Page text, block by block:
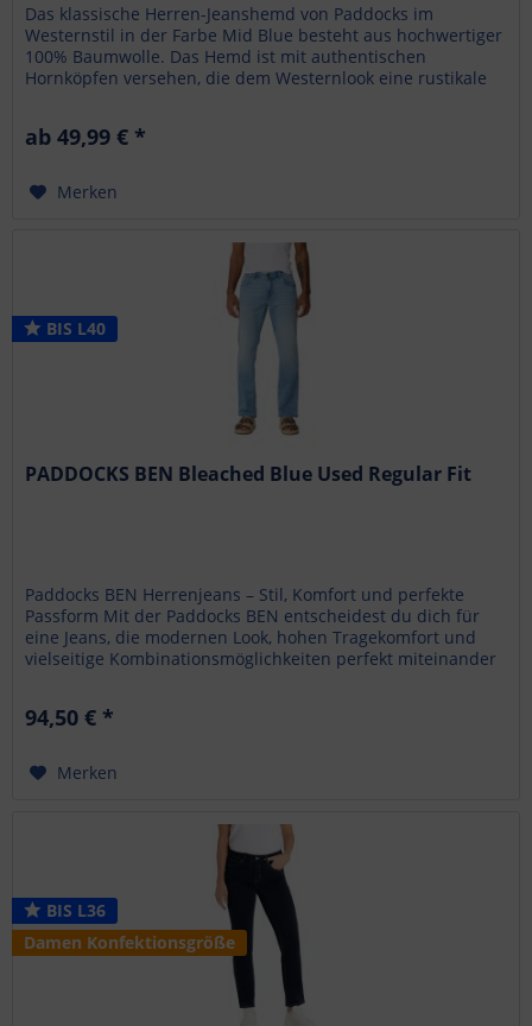
Das klassische Herren-Jeanshemd von Paddocks im
Westernstil in der Farbe Mid Blue besteht aus hochwertiger
100% Baumwolle. Das Hemd ist mit authentischen
Hornköpfen versehen, die dem Westernlook eine rustikale
ab 49,99 € *
Merken
BIS L40
PADDOCKS BEN Bleached Blue Used Regular Fit
Paddocks BEN Herrenjeans – Stil, Komfort und perfekte
Passform Mit der Paddocks BEN entscheidest du dich für
eine Jeans, die modernen Look, hohen Tragekomfort und
vielseitige Kombinationsmöglichkeiten perfekt miteinander
94,50 € *
Merken
BIS L36
Damen Konfektionsgröße